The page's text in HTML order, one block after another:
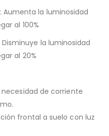
: Aumenta la luminosidad
al 100%
Disminuye la luminosidad
al 20%
necesidad de corriente
frontal a suelo con luz